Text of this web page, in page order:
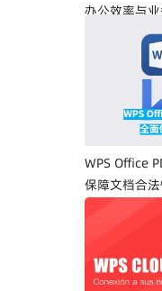
办公效率与
WPS Office
保障文档合